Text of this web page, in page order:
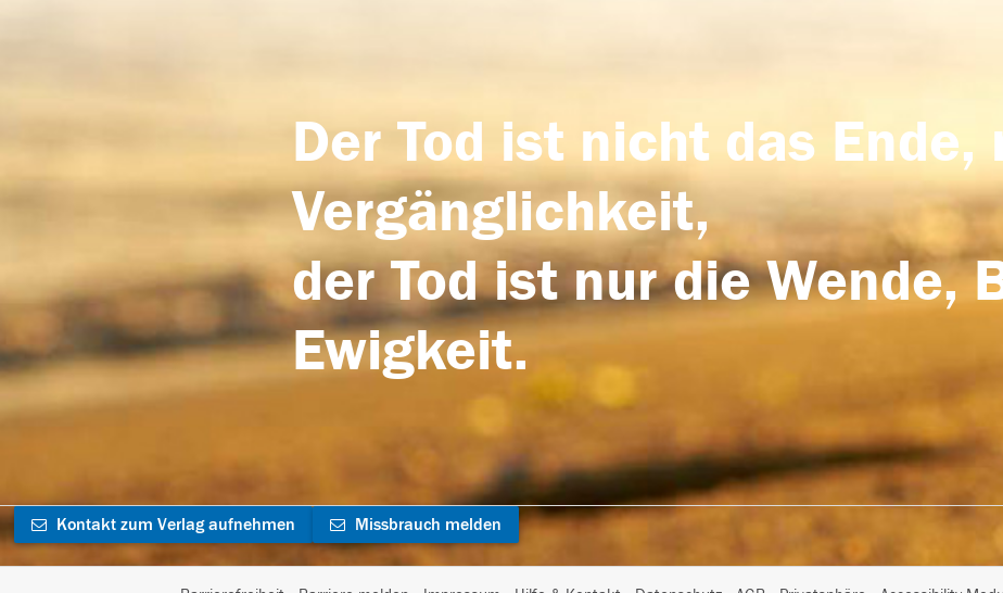
Der Tod ist nicht das
Vergänglichkeit,
der Tod ist nur die Wende,
Ewigkeit.
Kontakt zum Verlag aufnehmen Missbrauch melden